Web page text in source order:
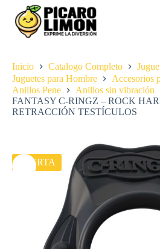
contenido
Inicio
Catalogo Completo
Juguetes para Hombre
Accesorios
Anillos Pene
Anillos sin vibración
FANTASY C-RINGZ – ROCK
RETRACCIÓN TESTÍCULOS
OFERTA